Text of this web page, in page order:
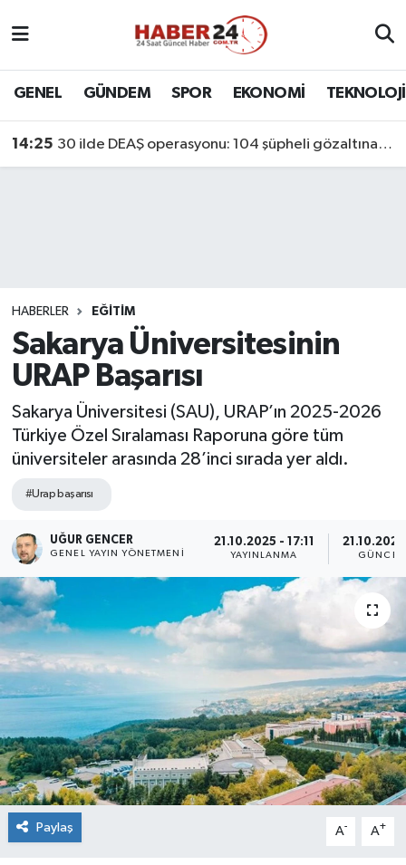
GENEL GÜNDEM SPOR EKONOMİ TEKNOLOJİ
14:25 30 ilde DEAŞ operasyonu: 104 şüpheli gözaltına alındı
HABERLER EĞİTİM
Sakarya Üniversitesinin
URAP Başarısı
Sakarya Üniversitesi (SAU), URAP’ın 2025-2026
Türkiye Özel Sıralaması Raporuna göre tüm
üniversiteler arasında 28’inci sırada yer aldı.
#Urap başarısı
UĞUR GENCER
GENEL YAYIN YÖNETMENI
21.10.2025 - 17:11
YAYINLANMA
Paylaş A- A+
Nöbetçi Eczaneler
Son Dakika Haberleri
Haber Arşivi